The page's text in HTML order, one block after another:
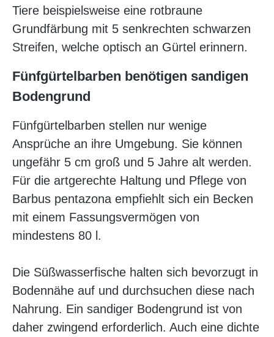
Tiere beispielsweise eine rotbraune
Grundfärbung mit 5 senkrechten schwarzen
Streifen, welche optisch an Gürtel erinnern.
Fünfgürtelbarben benötigen sandigen
Bodengrund
Fünfgürtelbarben stellen nur wenige
Ansprüche an ihre Umgebung. Sie können
ungefähr 5 cm groß und 5 Jahre alt werden.
Für die artgerechte Haltung und Pflege von
Barbus pentazona empfiehlt sich ein Becken
mit einem Fassungsvermögen von
mindestens 80 l.
Die Süßwasserfische halten sich bevorzugt in
Bodennähe auf und durchsuchen diese nach
Nahrung. Ein sandiger Bodengrund ist von
daher zwingend erforderlich. Auch eine dichte